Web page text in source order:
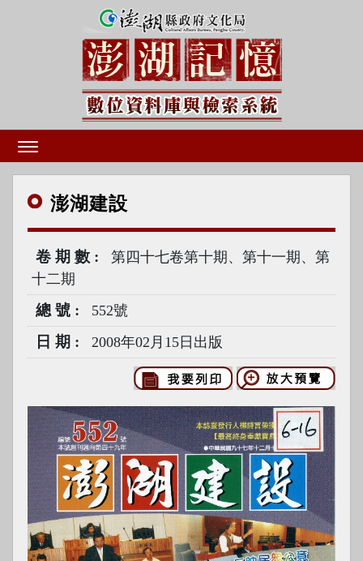
澎湖建設
卷期數
第四十七卷第十期、第十一期、第
十二期
總號 552號
日期 2008年02月15日出版